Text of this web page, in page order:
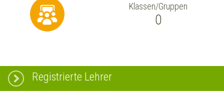
Klassen/Gruppen
0
Registrierte Lehrer